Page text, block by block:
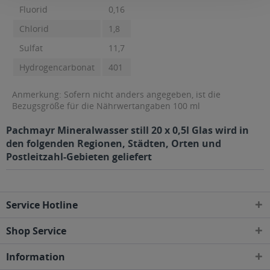
Fluorid
0,16
Chlorid
1,8
Sulfat
11,7
Hydrogencarbonat
401
Anmerkung: Sofern nicht anders angegeben, ist die
Bezugsgröße für die Nährwertangaben 100 ml
Pachmayr Mineralwasser still 20 x 0,5l Glas wird in
den folgenden Regionen, Städten, Orten und
Postleitzahl-Gebieten geliefert
Service Hotline
Shop Service
Information